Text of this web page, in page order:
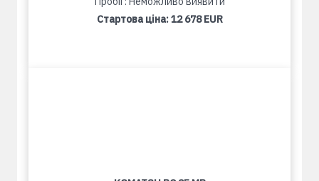
Стартова ціна:12 678 EUR